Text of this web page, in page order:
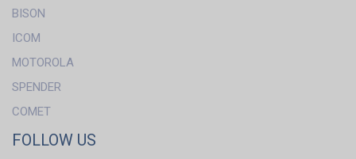
BISON
ICOM
MOTOROLA
SPENDER
COMET
FOLLOW US